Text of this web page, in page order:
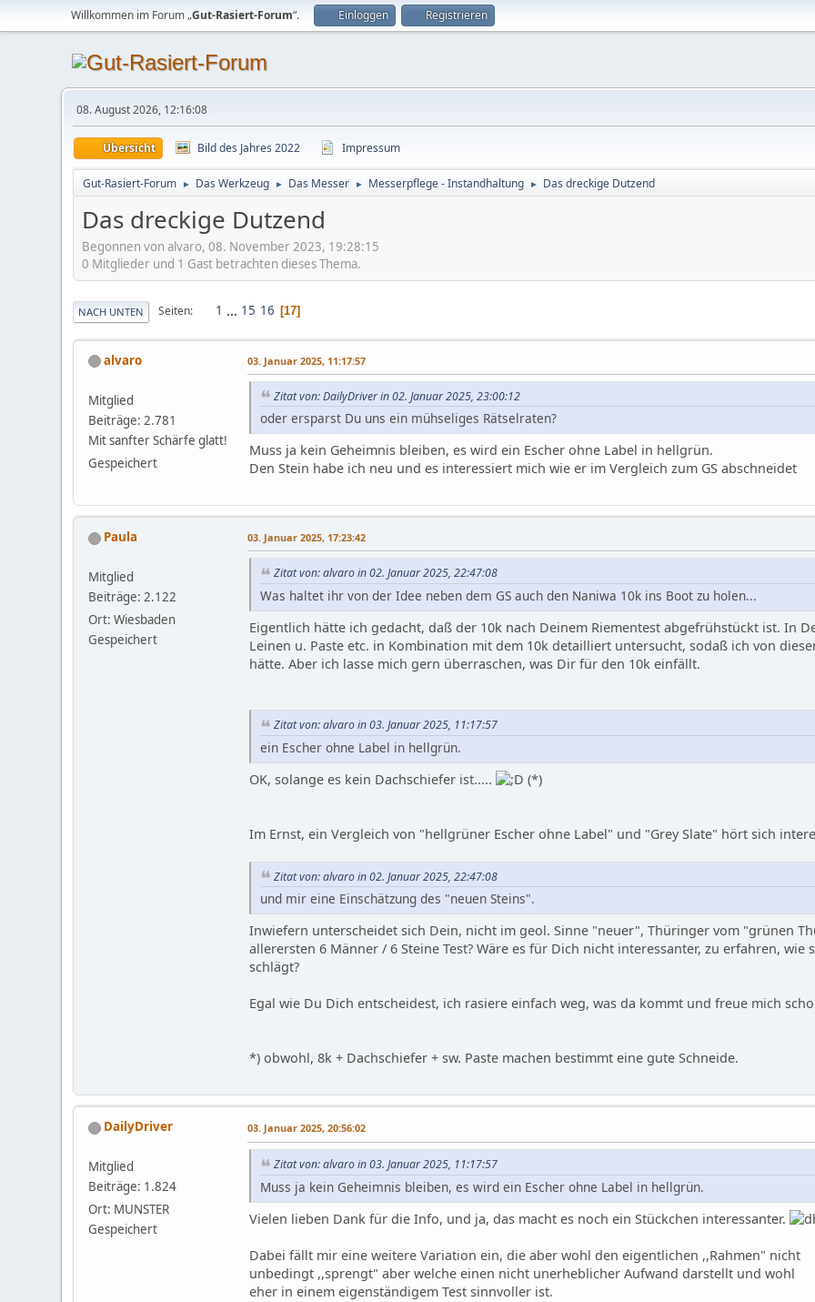
Willkommen im Forum „Gut-Rasiert-Forum“. Einloggen Registrieren
08. August 2026, 12:16:08
Übersicht Bild des Jahres 2022 Impressum
Gut-Rasiert-Forum ► Das Werkzeug ► Das Messer ► Messerpflege - Instandhaltung ► Das dreckige Dutzend
Das dreckige Dutzend
Begonnen von alvaro, 08. November 2023, 19:28:15
0 Mitglieder und 1 Gast betrachten dieses Thema.
NACH UNTEN Seiten 1 ... 15 16 17
alvaro
Mitglied
Beiträge: 2.781
Mit sanfter Schärfe glatt!
Gespeichert
03. Januar 2025, 11:17:57
Zitat von: DailyDriver in 02. Januar 2025, 23:00:12
oder ersparst Du uns ein mühseliges Rätselraten?
Muss ja kein Geheimnis bleiben, es wird ein Escher ohne Label in hellgrün.
Den Stein habe ich neu und es interessiert mich wie er im Vergleich zum GS abschneidet
Paula
Mitglied
Beiträge: 2.122
Ort: Wiesbaden
Gespeichert
03. Januar 2025, 17:23:42
Zitat von: alvaro in 02. Januar 2025, 22:47:08
Was haltet ihr von der Idee neben dem GS auch den Naniwa 10k ins Boot zu holen...
Eigentlich hätte ich gedacht, daß der 10k nach Deinem Riementest abgefrühstückt ist. In
Leinen u. Paste etc. in Kombination mit dem 10k detailliert untersucht, sodaß ich von
hätte. Aber ich lasse mich gern überraschen, was Dir für den 10k einfällt.
Zitat von: alvaro in 03. Januar 2025, 11:17:57
ein Escher ohne Label in hellgrün.
OK, solange es kein Dachschiefer ist.....
(*)
Im Ernst, ein Vergleich von "hellgrüner Escher ohne Label" und "Grey Slate" hört sich
Zitat von: alvaro in 02. Januar 2025, 22:47:08
und mir eine Einschätzung des "neuen Steins".
Inwiefern unterscheidet sich Dein, nicht im geol. Sinne "neuer", Thüringer vom "grünen
allerersten 6 Männer / 6 Steine Test? Wäre es für Dich nicht interessanter, zu erfahren,
schlägt?
Egal wie Du Dich entscheidest, ich rasiere einfach weg, was da kommt und freue mich
*) obwohl, 8k + Dachschiefer + sw. Paste machen bestimmt eine gute Schneide.
DailyDriver
Mitglied
Beiträge: 1.824
Ort: MUNSTER
Gespeichert
03. Januar 2025, 20:56:02
Zitat von: alvaro in 03. Januar 2025, 11:17:57
Muss ja kein Geheimnis bleiben, es wird ein Escher ohne Label in hellgrün.
Vielen lieben Dank für die Info, und ja, das macht es noch ein Stückchen interessanter.
Dabei fällt mir eine weitere Variation ein, die aber wohl den eigentlichen ,,Rahmen" nicht
unbedingt ,,sprengt" aber welche einen nicht unerheblicher Aufwand darstellt und wohl
eher in einem eigenständigem Test sinnvoller ist.